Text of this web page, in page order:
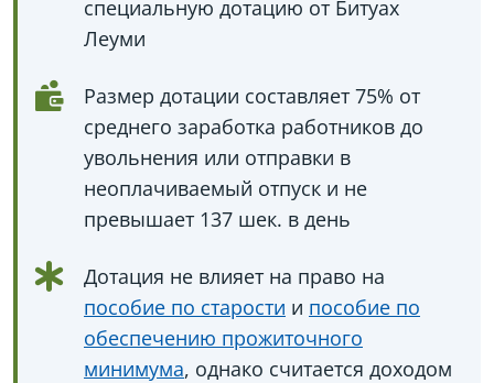
специальную дотацию от Битуах
Леуми
Размер дотации составляет 75% от
среднего заработка работников до
увольнения или отправки в
неоплачиваемый отпуск и не
превышает 137 шек. в день
Дотация не влияет на право на
пособие по старости и пособие по
обеспечению прожиточного
минимума, однако считается доходом